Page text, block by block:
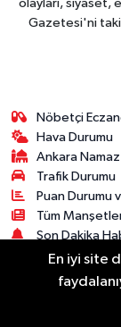
olayları, siyaset,
Gazetesi'ni
Nöbetçi
Hava Durumu
Ankara
Trafik Durumu
Puan Durumu
Tüm
Son Dakika
Haber Arşivi
En iyi site